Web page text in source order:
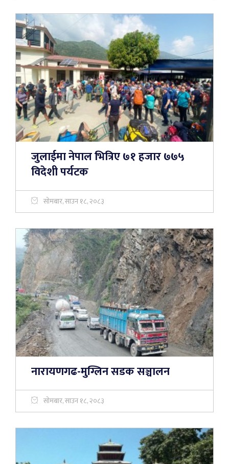
जुलाईमा नेपाल भित्रिए ७१ हजार ७७५
विदेशी पर्यटक
सोमबार, साउन १८, २०८३
नारायणगढ-मुग्लिन सडक सञ्चालन
सोमबार, साउन १८, २०८३